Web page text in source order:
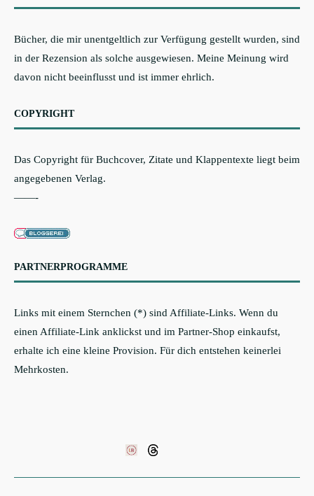
Bücher, die mir unentgeltlich zur Verfügung gestellt wurden, sind
in der Rezension als solche ausgewiesen. Meine Meinung wird
davon nicht beeinflusst und ist immer ehrlich.
COPYRIGHT
Das Copyright für Buchcover, Zitate und Klappentexte liegt beim
angegebenen Verlag.
——-
PARTNERPROGRAMME
Links mit einem Sternchen (*) sind Affiliate-Links. Wenn du
einen Affiliate-Link anklickst und im Partner-Shop einkaufst,
erhalte ich eine kleine Provision. Für dich entstehen keinerlei
Mehrkosten.